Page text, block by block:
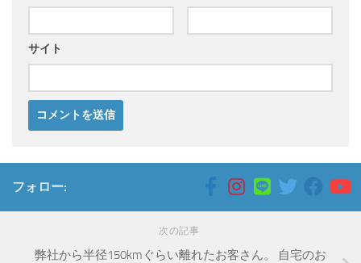
サイト
フォロー:
次の記事
弊社から半径150kmぐらい離れたお客さん。 自宅のお